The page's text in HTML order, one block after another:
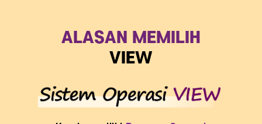
ALASAN MEMILIH
VIEW